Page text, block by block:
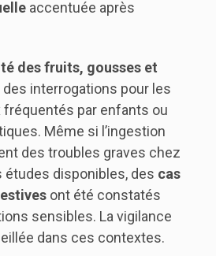
accentuée après
des fruits, gousses et
interrogations pour les
fréquentés par enfants ou
Même si l’ingestion
des troubles graves chez
études disponibles, des cas
ont été constatés
sensibles. La vigilance
dans ces contextes.